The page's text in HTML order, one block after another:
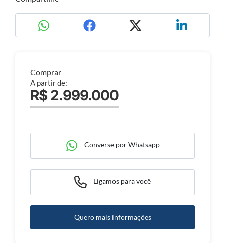
Comprar
A partir de:
R$ 2.999.000
Converse por Whatsapp
Ligamos para você
Quero mais informações